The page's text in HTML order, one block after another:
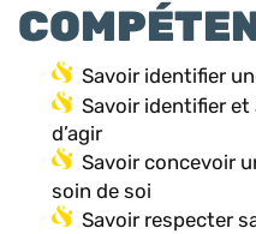
Savoir identifier
Savoir identifier
d’agir
Savoir concevoir
soin de soi
Savoir respecter